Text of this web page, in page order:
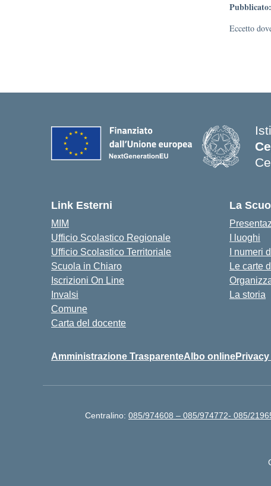
Pubblicato:
Eccetto
Link Esterni
MIM
Ufficio Scolastico Regionale
Ufficio Scolastico Territoriale
Scuola in Chiaro
Iscrizioni On Line
Invalsi
Comune
Carta del docente
La
I luoghi
I numeri
Le carte
La storia
Amministrazione TrasparenteAlbo online
Centralino: 085/974608 – 085/974772- 085/